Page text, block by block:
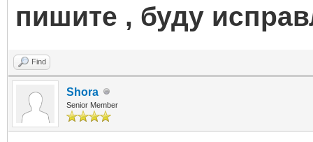
пишите , буду
Find
Shora
Senior Member